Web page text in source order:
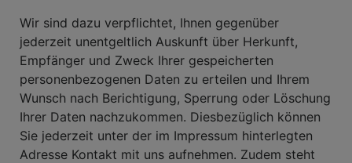
Wir sind dazu verpflichtet, Ihnen gegenüber
jederzeit unentgeltlich Auskunft über Herkunft,
Empfänger und Zweck Ihrer gespeicherten
personenbezogenen Daten zu erteilen und Ihrem
Wunsch nach Berichtigung, Sperrung oder Löschung
Ihrer Daten nachzukommen. Diesbezüglich können
Sie jederzeit unter der im Impressum hinterlegten
Adresse Kontakt mit uns aufnehmen. Zudem steht